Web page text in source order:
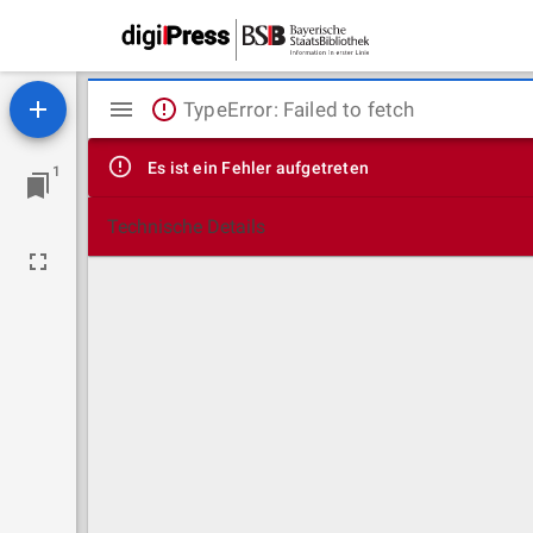
1
Mirador
Viewer
TypeError: Failed to fetch
Es ist ein Fehler aufgetreten
Technische Details